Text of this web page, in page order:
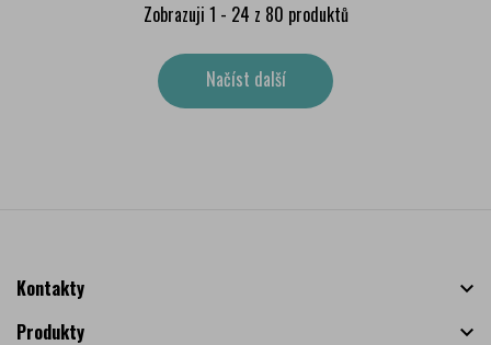
Zobrazuji 1 - 24 z 80 produktů
Načíst další
Kontakty

Produkty
